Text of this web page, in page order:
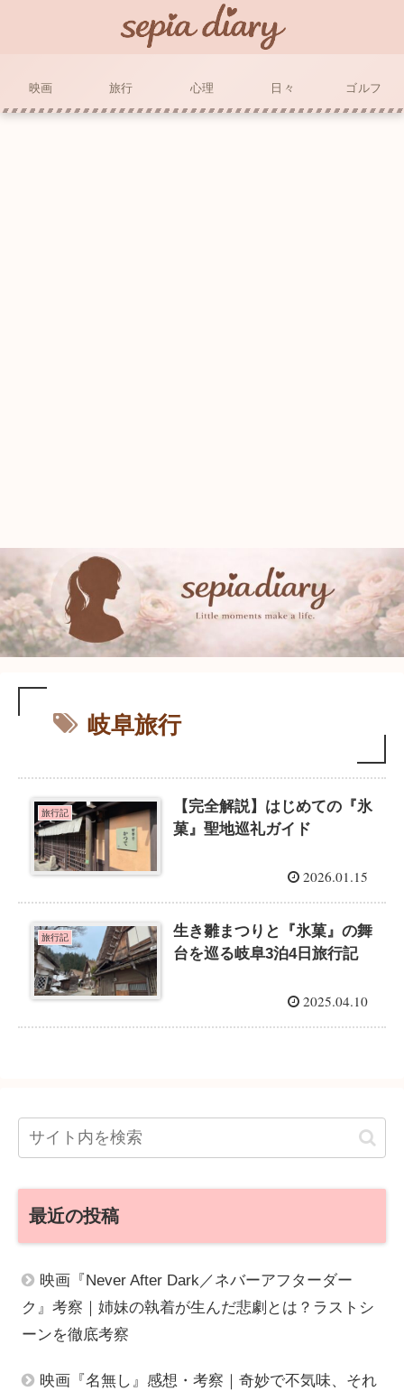
映画 旅行 心理 日々 ゴルフ
岐阜旅行
旅行記
【完全解説】はじめての『氷
菓』聖地巡礼ガイド
2026.01.15
旅行記
生き雛まつりと『氷菓』の舞
台を巡る岐阜3泊4日旅行記
2025.04.10
最近の投稿
映画『Never After Dark／ネバーアフターダー
ク』考察｜姉妹の執着が生んだ悲劇とは？ラストシ
ーンを徹底考察
映画『名無し』感想・考察｜奇妙で不気味、それ